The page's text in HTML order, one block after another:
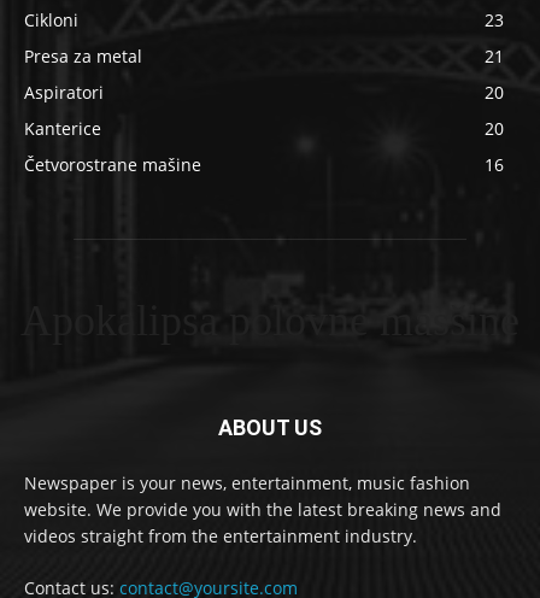
Cikloni
23
Presa za metal
21
Aspiratori
20
Kanterice
20
Četvorostrane mašine
16
Apokalipsa polovne masšine
ABOUT US
Newspaper is your news, entertainment, music fashion
website. We provide you with the latest breaking news and
videos straight from the entertainment industry.
Contact us: contact@yoursite.com